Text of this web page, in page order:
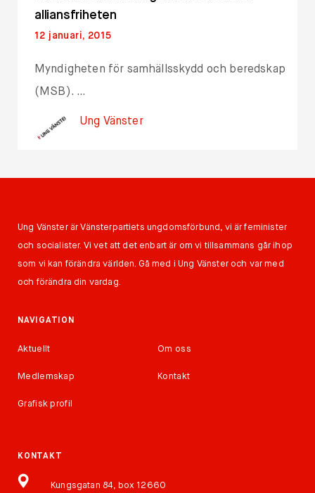
alliansfriheten
12 januari, 2015
Myndigheten för samhällsskydd och beredskap
(MSB). …
Ung Vänster
Ung Vänster är Vänsterpartiets ungdomsförbund, vi är feminister
och socialister. Vi vet att det enbart är om vi tillsammans går ihop
som vi kan förändra världen. Gå med i Ung Vänster och var med
och förändra din vardag.
NAVIGATION
Aktuellt Om oss
Medlemskap Kontakt
Grafisk profil
KONTAKT
Kungsgatan 84, box 12660